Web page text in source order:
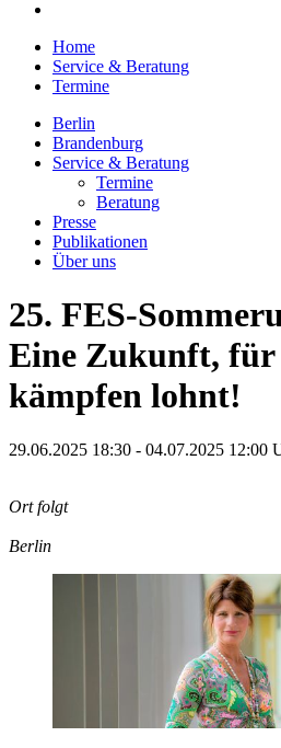
Home
Service & Beratung
Termine
Berlin
Brandenburg
Service & Beratung
Termine
Beratung
Presse
Publikationen
Über uns
25. FES-
Eine Zukunft, für
kämpfen lohnt!
29.06.2025 18:30 - 04.07.2025 12:00
Ort folgt
Berlin